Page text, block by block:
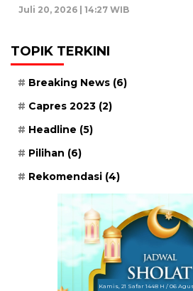
Juli 20, 2026 | 14:27 WIB
TOPIK TERKINI
Breaking News (6)
Capres 2023 (2)
Headline (5)
Pilihan (6)
Rekomendasi (4)
Kamis, 21 Safar 1448 H / 06